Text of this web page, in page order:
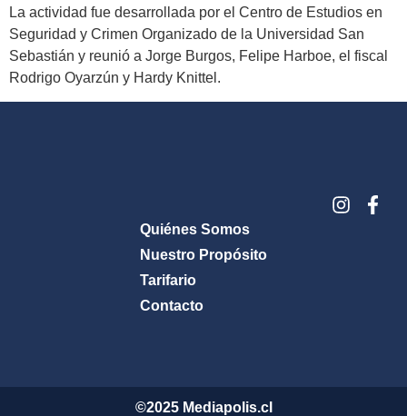
La actividad fue desarrollada por el Centro de Estudios en
Seguridad y Crimen Organizado de la Universidad San
Sebastián y reunió a Jorge Burgos, Felipe Harboe, el fiscal
Rodrigo Oyarzún y Hardy Knittel.
Quiénes Somos
Nuestro Propósito
Tarifario
Contacto
©2025 Mediapolis.cl